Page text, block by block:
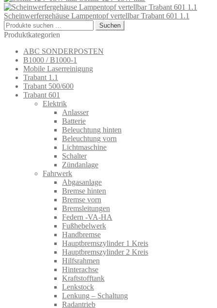
Scheinwerfergehäuse Lampentopf vertellbar Trabant 601 1.1
Suchen
nach:
Suchen
Produktkategorien
ABC SONDERPOSTEN
B1000 / B1000-1
Mobile Laserreinigung
Trabant 1.1
Trabant 500/600
Trabant 601
Elektrik
Anlasser
Batterie
Beleuchtung hinten
Beleuchtung vorn
Lichtmaschine
Schalter
Zündanlage
Fahrwerk
Abgasanlage
Bremse hinten
Bremse vorn
Bremsleitungen
Federn -VA-HA
Fußhebelwerk
Handbremse
Hauptbremszylinder 1 Kreis
Hauptbremszylinder 2 Kreis
Hilfsrahmen
Hinterachse
Kraftstofftank
Lenkstock
Lenkung – Schaltung
Radantrieb